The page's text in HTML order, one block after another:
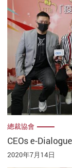
總裁協會
CEOs e-
2020年7月14日